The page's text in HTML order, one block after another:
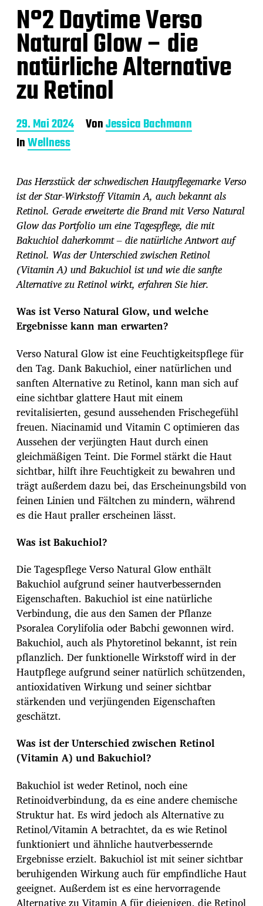
N°2 Daytime Verso
Natural Glow – die
natürliche Alternative
zu Retinol
B
e
i
a
g
s
d
a
t
u
m
29. Mai 2024 VonJessica Bachmann
InWellness
Das Herzstück der schwedischen Hautpflegemarke Verso
ist der Star-Wirkstoff Vitamin A, auch bekannt als
Retinol. Gerade erweiterte die Brand mit Verso Natural
Glow das Portfolio um eine Tagespflege, die mit
Bakuchiol daherkommt – die natürliche Antwort auf
Retinol. Was der Unterschied zwischen Retinol
(Vitamin A) und Bakuchiol ist und wie die sanfte
Alternative zu Retinol wirkt, erfahren Sie hier.
Was ist Verso Natural Glow, und welche
Ergebnisse kann man erwarten?
Verso Natural Glow ist eine Feuchtigkeitspflege für
den Tag. Dank Bakuchiol, einer natürlichen und
sanften Alternative zu Retinol, kann man sich auf
eine sichtbar glattere Haut mit einem
revitalisierten, gesund aussehenden Frischegefühl
freuen. Niacinamid und Vitamin C optimieren das
Aussehen der verjüngten Haut durch einen
gleichmäßigen Teint. Die Formel stärkt die Haut
sichtbar, hilft ihre Feuchtigkeit zu bewahren und
trägt außerdem dazu bei, das Erscheinungsbild von
feinen Linien und Fältchen zu mindern, während
es die Haut praller erscheinen lässt.
Was ist Bakuchiol?
Die Tagespflege Verso Natural Glow enthält
Bakuchiol aufgrund seiner hautverbessernden
Eigenschaften. Bakuchiol ist eine natürliche
Verbindung, die aus den Samen der Pflanze
Psoralea Corylifolia oder Babchi gewonnen wird.
Bakuchiol, auch als Phytoretinol bekannt, ist rein
pflanzlich. Der funktionelle Wirkstoff wird in der
Hautpflege aufgrund seiner natürlich schützenden,
antioxidativen Wirkung und seiner sichtbar
stärkenden und verjüngenden Eigenschaften
geschätzt.
Was ist der Unterschied zwischen Retinol
(Vitamin A) und Bakuchiol?
Bakuchiol ist weder Retinol, noch eine
Retinoidverbindung, da es eine andere chemische
Struktur hat. Es wird jedoch als Alternative zu
Retinol/Vitamin A betrachtet, da es wie Retinol
funktioniert und ähnliche hautverbessernde
Ergebnisse erzielt. Bakuchiol ist mit seiner sichtbar
beruhigenden Wirkung auch für empfindliche Haut
geeignet. Außerdem ist es eine hervorragende
Alternative zu Vitamin A für diejenigen, die Retinol